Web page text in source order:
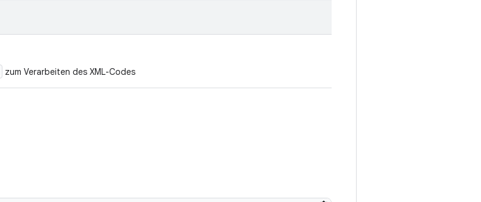
zum Verarbeiten des XML-Codes